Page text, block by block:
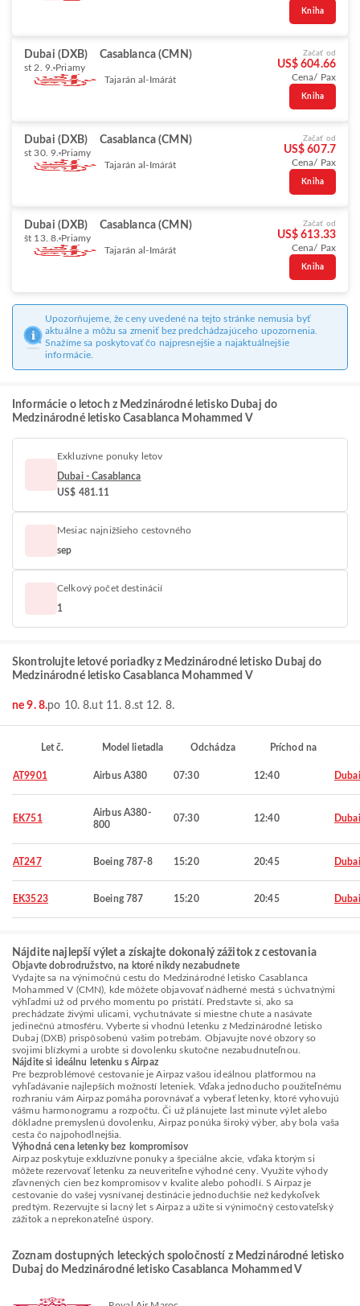
Kniha
Dubai (DXB) Casablanca (CMN)
st 2. 9. Priamy
Tajarán al-Imárát
Začať od
US$ 604.66
Cena/ Pax
Kniha
Dubai (DXB) Casablanca (CMN)
st 30. 9. Priamy
Tajarán al-Imárát
Začať od
US$ 607.7
Cena/ Pax
Kniha
Dubai (DXB) Casablanca (CMN)
št 13. 8. Priamy
Tajarán al-Imárát
Začať od
US$ 613.33
Cena/ Pax
Kniha
Upozorňujeme, že ceny uvedené na tejto stránke nemusia byť
aktuálne a môžu sa zmeniť bez predchádzajúceho upozornenia.
Snažíme sa poskytovať čo najpresnejšie a najaktuálnejšie
informácie.
Informácie o letoch z Medzinárodné letisko Dubaj do
Medzinárodné letisko Casablanca Mohammed V
Exkluzívne ponuky letov
Dubai - Casablanca
US$ 481.11
Mesiac najnižšieho cestovného
sep
Celkový počet destinácií
1
Skontrolujte letové poriadky z Medzinárodné letisko Dubaj do
Medzinárodné letisko Casablanca Mohammed V
ne 9. 8.po 10. 8.ut 11. 8.st 12. 8.
Let č. Model lietadla Odchádza Príchod na
AT9901 Airbus A380 07:30 12:40 Dubai
EK751
Airbus A380-
800
07:30 12:40 Dubai
AT247 Boeing 787-8 15:20 20:45 Dubai
EK3523 Boeing 787 15:20 20:45 Dubai
Nájdite najlepší výlet a získajte dokonalý zážitok z cestovania
Objavte dobrodružstvo, na ktoré nikdy nezabudnete
Vydajte sa na výnimočnú cestu do Medzinárodné letisko Casablanca
Mohammed V (CMN), kde môžete objavovať nádherné mestá s úchvatnými
výhľadmi už od prvého momentu po pristátí. Predstavte si, ako sa
prechádzate živými ulicami, vychutnávate si miestne chute a nasávate
jedinečnú atmosféru. Vyberte si vhodnú letenku z Medzinárodné letisko
Dubaj (DXB) prispôsobenú vašim potrebám. Objavujte nové obzory so
svojimi blízkymi a urobte si dovolenku skutočne nezabudnuteľnou.
Nájdite si ideálnu letenku s Airpaz
Pre bezproblémové cestovanie je Airpaz vašou ideálnou platformou na
vyhľadávanie najlepších možností leteniek. Vďaka jednoducho použiteľnému
rozhraniu vám Airpaz pomáha porovnávať a vyberať letenky, ktoré vyhovujú
vášmu harmonogramu a rozpočtu. Či už plánujete last minute výlet alebo
dôkladne premyslenú dovolenku, Airpaz ponúka široký výber, aby bola vaša
cesta čo najpohodlnejšia.
Výhodná cena letenky bez kompromisov
Airpaz poskytuje exkluzívne ponuky a špeciálne akcie, vďaka ktorým si
môžete rezervovať letenku za neuveriteľne výhodné ceny. Využite výhody
zľavnených cien bez kompromisov v kvalite alebo pohodlí. S Airpaz je
cestovanie do vašej vysnívanej destinácie jednoduchšie než kedykoľvek
predtým. Rezervujte si lacný let s Airpaz a užite si výnimočný cestovateľský
zážitok a neprekonateľné úspory.
Zoznam dostupných leteckých spoločností z Medzinárodné letisko
Dubaj do Medzinárodné letisko Casablanca Mohammed V